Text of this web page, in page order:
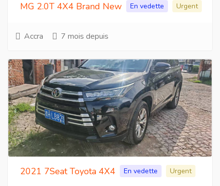
MG 2.0T 4X4 Brand New En vedette Urgent
Accra 7 mois depuis
2021 7Seat Toyota 4X4 En vedette Urgent